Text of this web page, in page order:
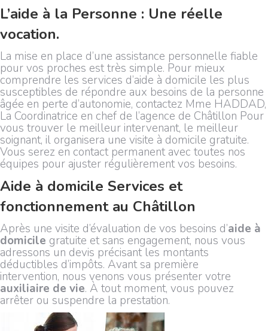
L’aide à la Personne : Une réelle
vocation.
La mise en place d’une assistance personnelle fiable
pour vos proches est très simple. Pour mieux
comprendre les services d’aide à domicile les plus
susceptibles de répondre aux besoins de la personne
âgée en perte d’autonomie, contactez Mme HADDAD,
La Coordinatrice en chef de l’agence de Châtillon Pour
vous trouver le meilleur intervenant, le meilleur
soignant, il organisera une visite à domicile gratuite.
Vous serez en contact permanent avec toutes nos
équipes pour ajuster régulièrement vos besoins.
Aide à domicile Services et
fonctionnement au Châtillon
Après une visite d’évaluation de vos besoins d’aide à
domicile gratuite et sans engagement, nous vous
adressons un devis précisant les montants
déductibles d’impôts. Avant sa première
intervention, nous venons vous présenter votre
auxiliaire de vie. À tout moment, vous pouvez
arrêter ou suspendre la prestation.